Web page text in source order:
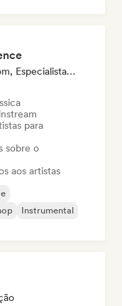
Mentor, Especialista Em Som, Especialista Em Sincronização
para
sobre o
aos artistas
Instrumental